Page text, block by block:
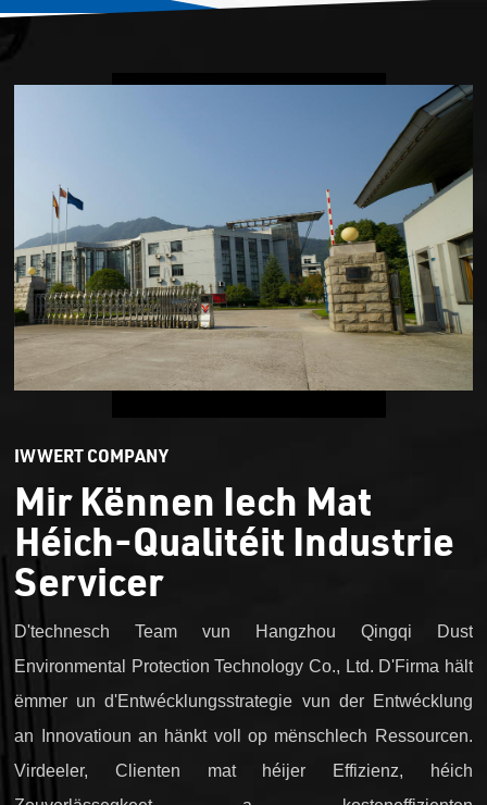
IWWERT COMPANY
Mir Kënnen Iech Mat
Héich-Qualitéit Industrie
Servicer
D'technesch Team vun Hangzhou Qingqi Dust
Environmental Protection Technology Co., Ltd. D'Firma hält
ëmmer un d'Entwécklungsstrategie vun der Entwécklung
an Innovatioun an hänkt voll op mënschlech Ressourcen.
Virdeeler, Clienten mat héijer Effizienz, héich